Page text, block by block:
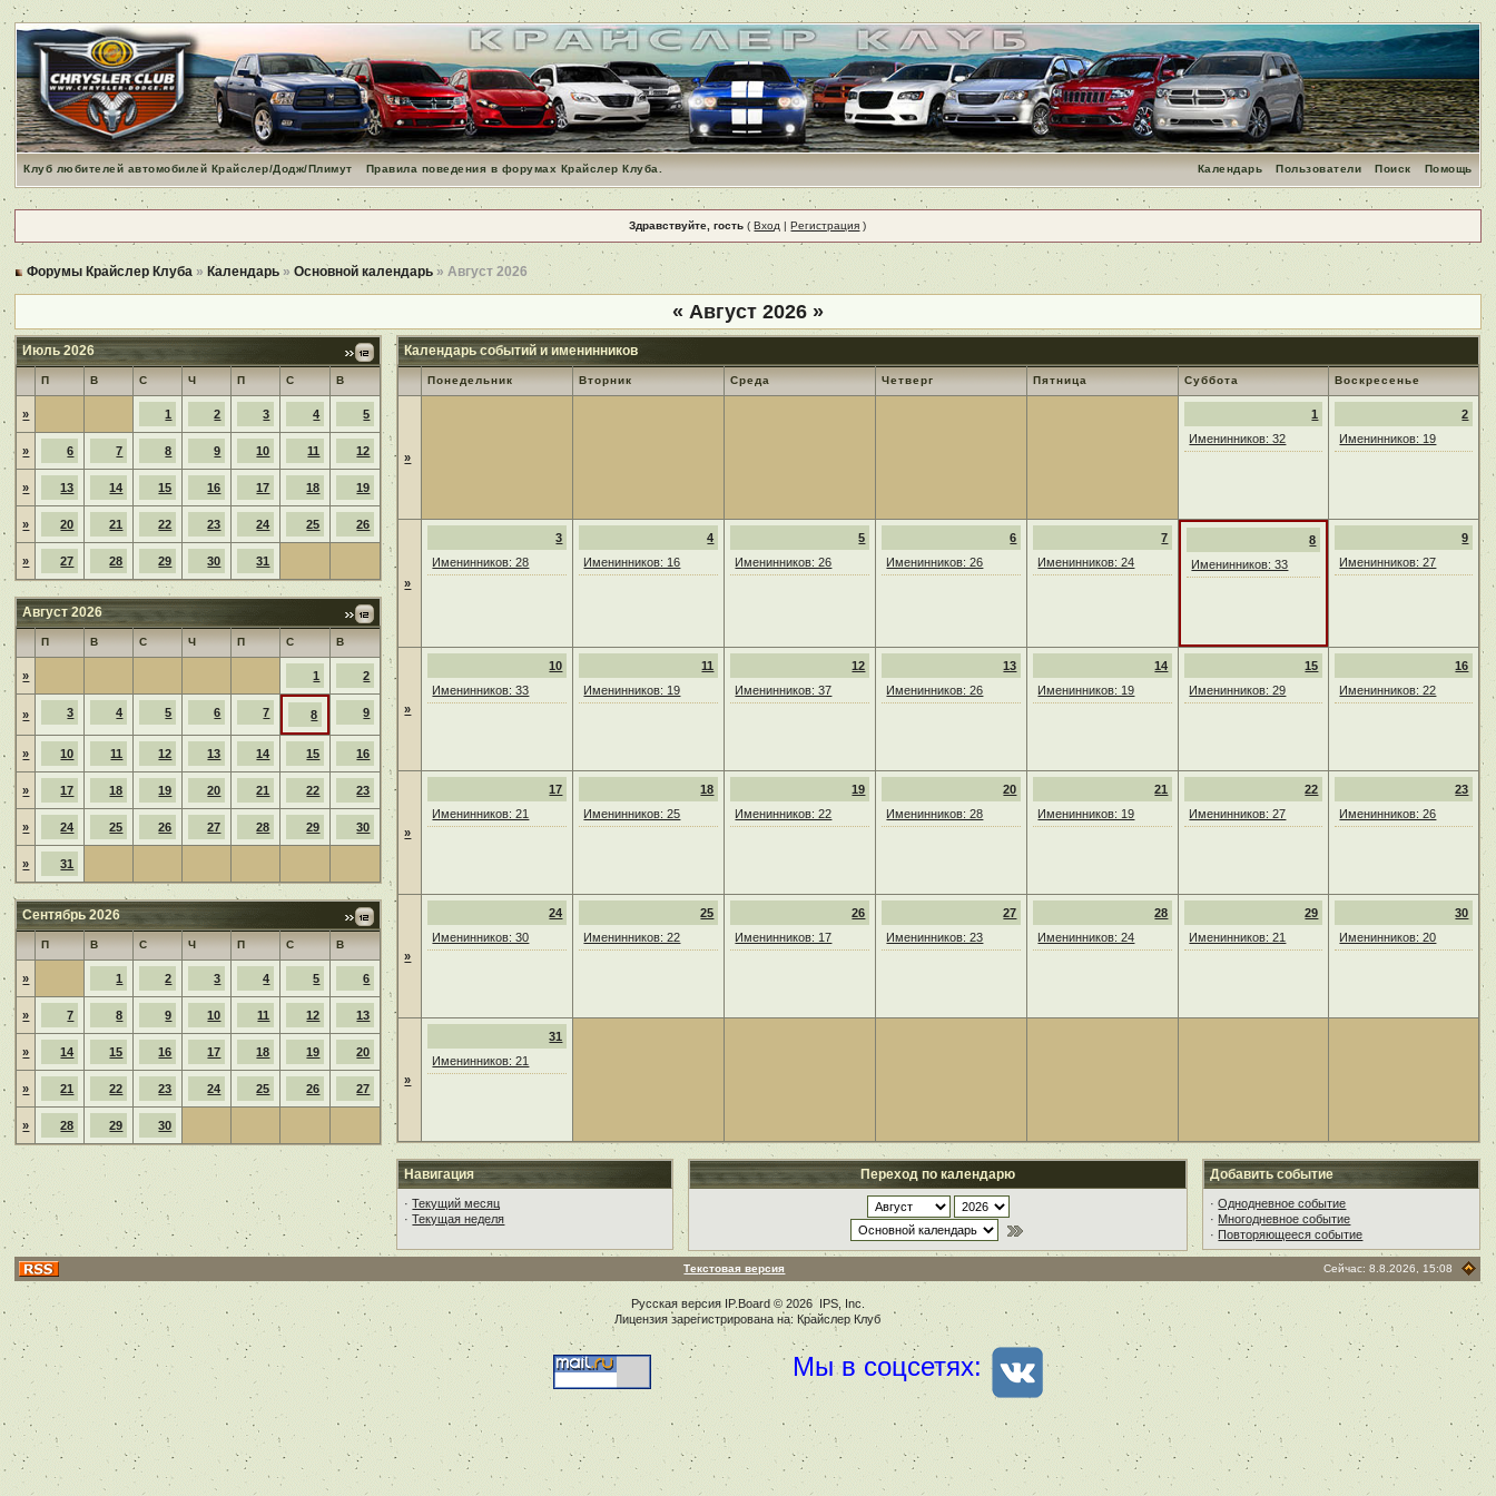
Клуб любителей автомобилей Крайслер/Додж/Плимут Правила поведения в форумах Крайслер Клуба. Помощь
Поиск
Пользователи
Календарь
Здравствуйте, гость (Вход |Регистрация )
Форумы Крайслер Клуба »Календарь »Основной календарь » Август 2026
« Август 2026 »
Июль 2026
П В С Ч П С В
» 1 2 3 4 5
» 6 7 8 9 10 11 12
» 13 14 15 16 17 18 19
» 20 21 22 23 24 25 26
» 27 28 29 30 31
Август 2026
П В С Ч П С В
» 1 2
» 3 4 5 6 7 8 9
» 10 11 12 13 14 15 16
» 17 18 19 20 21 22 23
» 24 25 26 27 28 29 30
» 31
Сентябрь 2026
П В С Ч П С В
» 1 2 3 4 5 6
» 7 8 9 10 11 12 13
» 14 15 16 17 18 19 20
» 21 22 23 24 25 26 27
» 28 29 30
Календарь событий и именинников
Понедельник Вторник Среда Четверг Пятница Суббота Воскресенье
»
1
Именинников: 32
2
Именинников: 19
»
3
Именинников: 28
4
Именинников: 16
5
Именинников: 26
6
Именинников: 26
7
Именинников: 24
8
Именинников: 33
9
Именинников: 27
»
10
Именинников: 33
11
Именинников: 19
12
Именинников: 37
13
Именинников: 26
14
Именинников: 19
15
Именинников: 29
16
Именинников: 22
»
17
Именинников: 21
18
Именинников: 25
19
Именинников: 22
20
Именинников: 28
21
Именинников: 19
22
Именинников: 27
23
Именинников: 26
»
24
Именинников: 30
25
Именинников: 22
26
Именинников: 17
27
Именинников: 23
28
Именинников: 24
29
Именинников: 21
30
Именинников: 20
»
31
Именинников: 21
Навигация
·Текущий месяц
·Текущая неделя
Переход по календарю Добавить событие
·Однодневное событие
· Многодневное событие
· Повторяющееся событие
Текстовая версия Сейчас: 8.8.2026, 15:08
Русская версия IP.Board© 2026 IPS, Inc
Лицензия зарегистрирована на: Крайслер Клуб
Мы в соцсетях: